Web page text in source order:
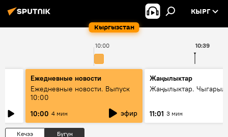
Кыргызстан
КЫРГ
10:00 10:39
Ежедневные новости
Ежедневные новости. Выпуск
10:00
10:00 4 мин эфир
Жаңылыктар
Жаңылыктар.
11:01 3 мин
Кечээ Бүгүн